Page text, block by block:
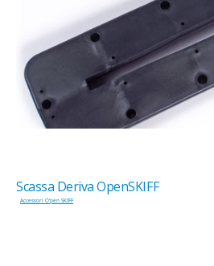
Scassa Deriva OpenSKIFF
Accessori O'pen SKIFF